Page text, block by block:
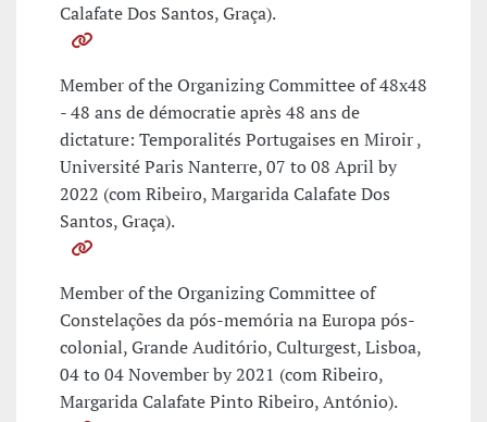
Calafate Dos Santos, Graça).
Member of the Organizing Committee of 48x48
- 48 ans de démocratie après 48 ans de
dictature: Temporalités Portugaises en Miroir ,
Université Paris Nanterre, 07 to 08 April by
2022 (com Ribeiro, Margarida Calafate Dos
Santos, Graça).
Member of the Organizing Committee of
Constelações da pós-memória na Europa pós-
colonial, Grande Auditório, Culturgest, Lisboa,
04 to 04 November by 2021 (com Ribeiro,
Margarida Calafate Pinto Ribeiro, António).